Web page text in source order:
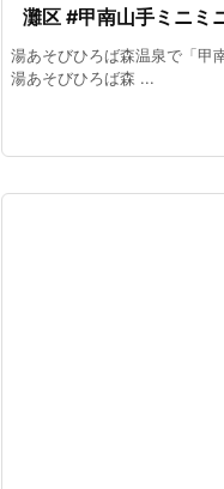
灘区 #甲南山手ミニミ
湯あそびひろば森温泉で「甲
湯あそびひろば森 ...